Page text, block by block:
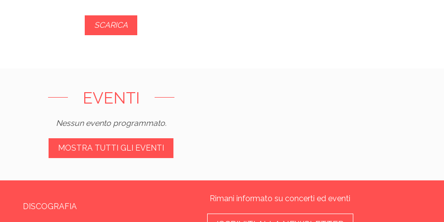
SCARICA
EVENTI
Nessun evento programmato.
MOSTRA TUTTI GLI EVENTI
DISCOGRAFIA
Rimani informato su concerti ed eventi